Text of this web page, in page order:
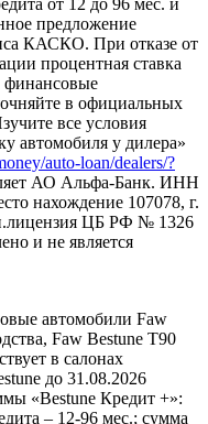
предложение
КАСКО. При отказе от
процентная ставка
финансовые
в официальных
все условия
автомобиля у дилера»
auto-loan/dealers/?
АО Альфа-Банк. ИНН
нахождение 107078, г.
ЦБ РФ № 1326
и не является
автомобили Faw
Faw Bestune T90
в салонах
до 31.08.2026
«Bestune Кредит +»:
– 12-96 мес.; сумма